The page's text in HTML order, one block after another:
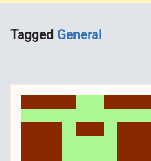
Tagged General